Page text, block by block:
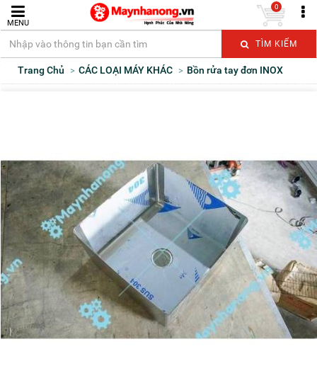
MENU
TÌM KIẾM
0
Trang Chủ CÁC LOẠI MÁY KHÁC Bồn rửa tay đơn INOX